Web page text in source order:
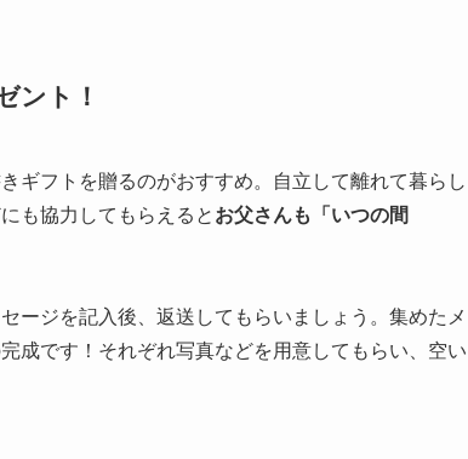
ント！
ギフトを贈るのがおすすめ。自立して離れて暮らし
も協力してもらえると お父さんも「いつの間
ージを記入後、返送してもらいましょう。集めたメ
成です！それぞれ写真などを用意してもらい、空い